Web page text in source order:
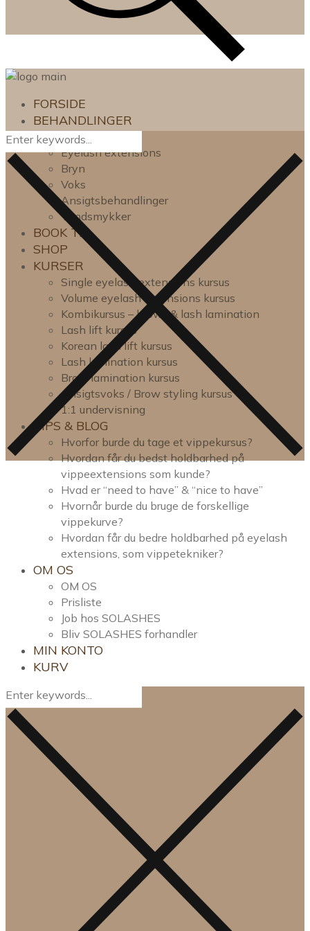
FORSIDE
BEHANDLINGER
Lash lift
Eyelash extensions
Bryn
Voks
Ansigtsbehandlinger
Tandsmykker
BOOK TID
SHOP
KURSER
Single eyelash extensions kursus
Volume eyelash extensions kursus
Kombikursus – brow- & lash lamination
Lash lift kursus
Korean lash lift kursus
Lash lamination kursus
Brow lamination kursus
Ansigtsvoks / Brow styling kursus
1:1 undervisning
TIPS & BLOG
Hvorfor burde du tage et vippekursus?
Hvordan får du bedst holdbarhed på
vippeextensions som kunde?
Hvad er “need to have” & “nice to have”
Hvornår burde du bruge de forskellige
vippekurve?
Hvordan får du bedre holdbarhed på eyelash
extensions, som vippetekniker?
OM OS
OM OS
Prisliste
Job hos SOLASHES
Bliv SOLASHES forhandler
MIN KONTO
KURV